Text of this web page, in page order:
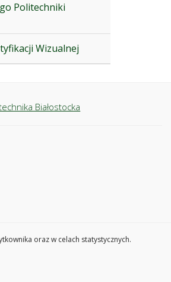
oraz w celach statystycznych.
Politechniki
Wizualnej
Białostocka